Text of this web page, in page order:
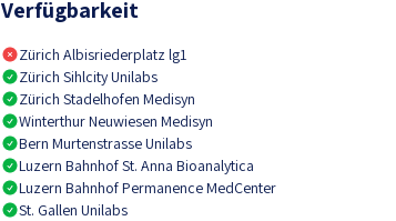
Verfügbarkeit
Zürich Albisriederplatz lg1
Zürich Sihlcity Unilabs
Zürich Stadelhofen Medisyn
Winterthur Neuwiesen Medisyn
Bern Murtenstrasse Unilabs
Luzern Bahnhof St. Anna Bioanalytica
Luzern Bahnhof Permanence MedCenter
St. Gallen Unilabs